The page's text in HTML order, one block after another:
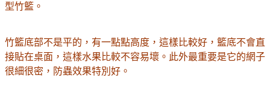
型竹籃。
竹籃底部不是平的，有一點點高度，這樣比較好，籃底不會直
接貼在桌面，這樣水果比較不容易壞。此外最重要是它的網子
很細很密，防蟲效果特別好。